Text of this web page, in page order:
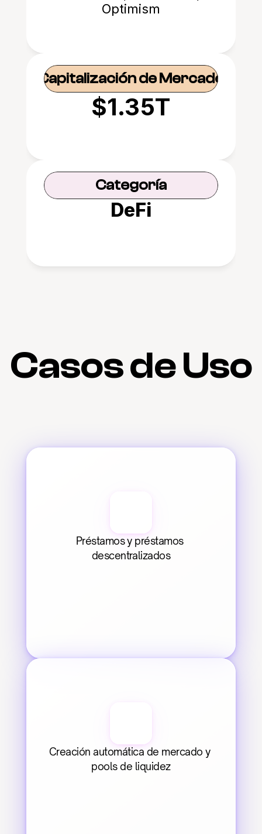
Optimism
Capitalización de Mercado
$1.35T
Categoría
DeFi
Casos de Uso
Préstamos y préstamos
descentralizados
Creación automática de mercado y
pools de liquidez